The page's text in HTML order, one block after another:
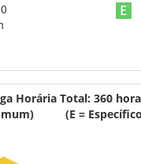
Horária Total: 360
(E =